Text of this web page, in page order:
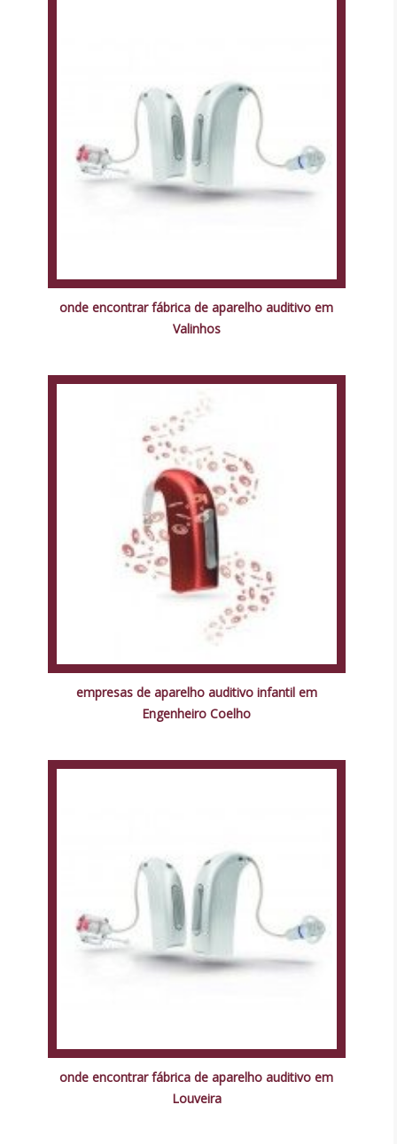
onde encontrar fábrica de aparelho auditivo em
Valinhos
empresas de aparelho auditivo infantil em
Engenheiro Coelho
onde encontrar fábrica de aparelho auditivo em
Louveira